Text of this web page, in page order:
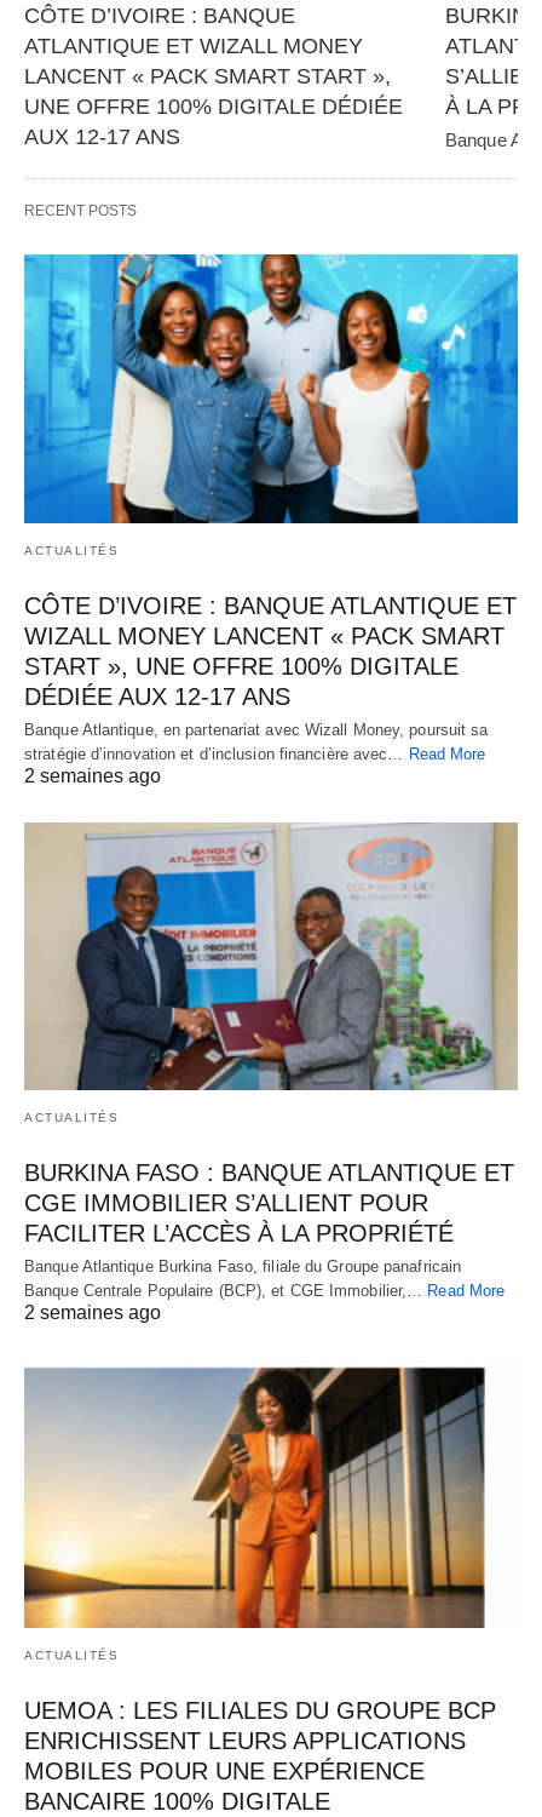
CÔTE D’IVOIRE : BANQUE
ATLANTIQUE ET WIZALL MONEY
LANCENT « PACK SMART START »,
UNE OFFRE 100% DIGITALE DÉDIÉE
AUX 12-17 ANS
d’inclusion financière avec…
À LA
Banque
RECENT POSTS
ACTUALITÉS
CÔTE D’IVOIRE : BANQUE ATLANTIQUE ET
WIZALL MONEY LANCENT « PACK SMART
START », UNE OFFRE 100% DIGITALE
DÉDIÉE AUX 12-17 ANS
Banque Atlantique, en partenariat avec Wizall Money, poursuit sa
stratégie d’innovation et d’inclusion financière avec… Read More
2 semaines ago
ACTUALITÉS
BURKINA FASO : BANQUE ATLANTIQUE ET
CGE IMMOBILIER S’ALLIENT POUR
FACILITER L’ACCÈS À LA PROPRIÉTÉ
Banque Atlantique Burkina Faso, filiale du Groupe panafricain
Banque Centrale Populaire (BCP), et CGE Immobilier,… Read More
2 semaines ago
ACTUALITÉS
UEMOA : LES FILIALES DU GROUPE BCP
ENRICHISSENT LEURS APPLICATIONS
MOBILES POUR UNE EXPÉRIENCE
BANCAIRE 100% DIGITALE